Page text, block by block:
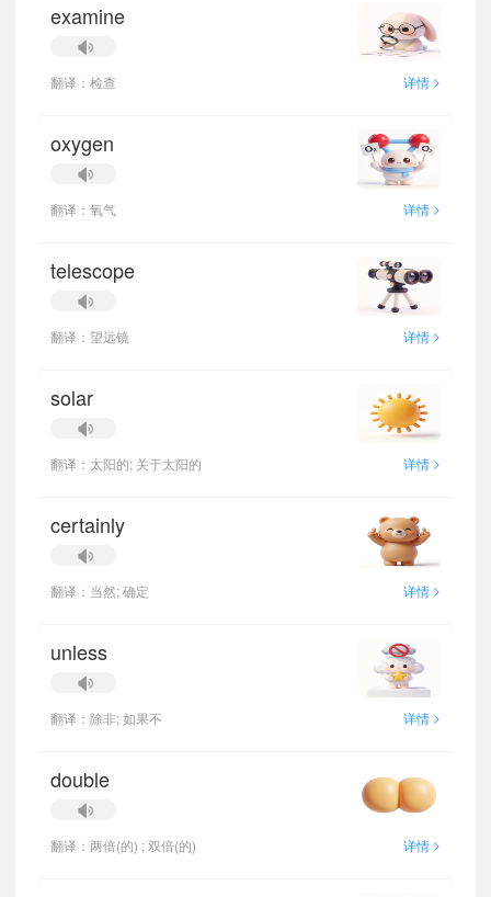
examine
翻译：检查 详情 >
oxygen
翻译：氧气 详情 >
telescope
翻译：望远镜 详情 >
solar
翻译：太阳的; 关于太阳的 详情 >
certainly
翻译：当然; 确定 详情 >
unless
翻译：除非; 如果不 详情 >
double
翻译：两倍(的) ; 双倍(的) 详情 >